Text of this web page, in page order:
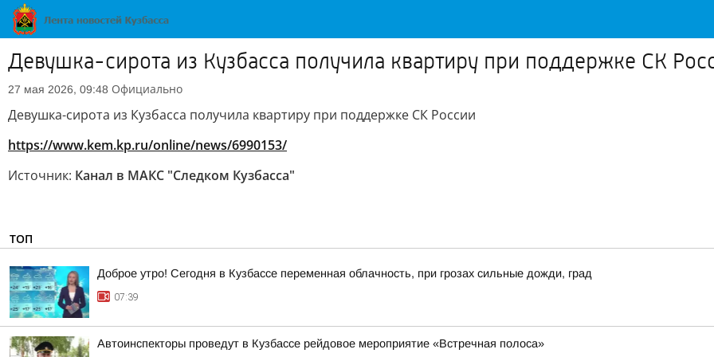
Девушка-сирота из Кузбасса получила квартиру при поддержке СК
27 мая 2026, 09:48 Официально
Девушка-сирота из Кузбасса получила квартиру при поддержке СК России
https://www.kem.kp.ru/online/news/6990153/
Источник: Канал в МАКС "Следком Кузбасса"
ТОП
Доброе утро! Сегодня в Кузбассе переменная облачность, при грозах сильные дожди, град
07:39
Автоинспекторы проведут в Кузбассе рейдовое мероприятие «Встречная полоса»